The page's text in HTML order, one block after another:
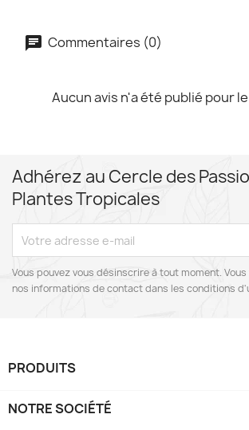
Commentaires (0)
Aucun avis n'a été publié pour
Adhérez au Cercle des
Plantes Tropicales
Vous pouvez vous désinscrire à tout moment.
nos informations de contact dans les conditions
PRODUITS
NOTRE SOCIÉTÉ